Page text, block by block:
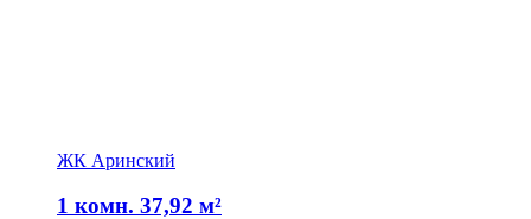
ЖК Аринский
1 комн. 37,92 м²